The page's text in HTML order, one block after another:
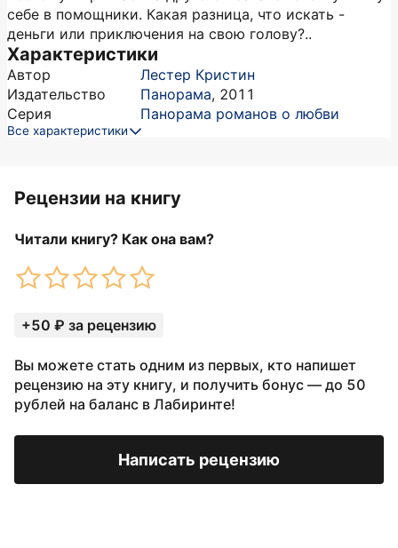
себе в помощники. Какая разница, что искать -
деньги или приключения на свою голову?..
Характеристики
Автор
Лестер Кристин
Издательство
Панорама, 2011
Серия
Панорама романов о любви
Все характеристики
Рецензии на книгу
Читали книгу? Как она вам?
+50 ₽ за рецензию
Вы можете стать одним из первых, кто напишет
рецензию на эту книгу, и получить бонус — до 50
рублей на баланс в Лабиринте!
Написать рецензию